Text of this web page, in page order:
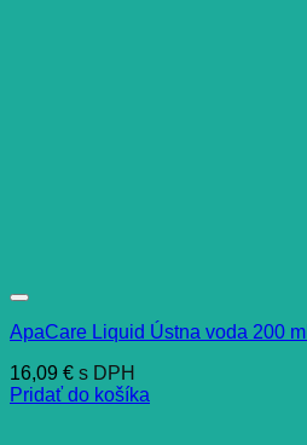
ApaCare Liquid Ústna voda 200 ml
16,09 € s DPH
Pridať do košíka